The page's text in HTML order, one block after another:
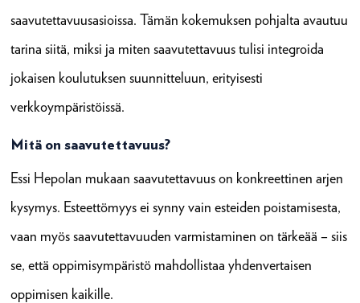
saavutettavuusasioissa. Tämän kokemuksen pohjalta avautuu
tarina siitä, miksi ja miten saavutettavuus tulisi integroida
jokaisen koulutuksen suunnitteluun, erityisesti
verkkoympäristöissä.
Mitä on saavutettavuus?
Essi Hepolan mukaan saavutettavuus on konkreettinen arjen
kysymys. Esteettömyys ei synny vain esteiden poistamisesta,
vaan myös saavutettavuuden varmistaminen on tärkeää – siis
se, että oppimisympäristö mahdollistaa yhdenvertaisen
oppimisen kaikille.